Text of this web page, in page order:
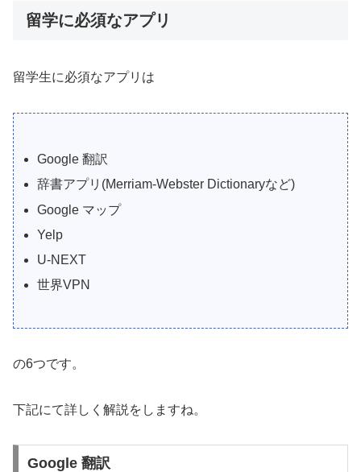
留学に必須なアプリ
留学生に必須なアプリは
Google 翻訳
辞書アプリ(Merriam-Webster Dictionaryなど)
Google マップ
Yelp
U-NEXT
世界VPN
の6つです。
下記にて詳しく解説をしますね。
Google 翻訳